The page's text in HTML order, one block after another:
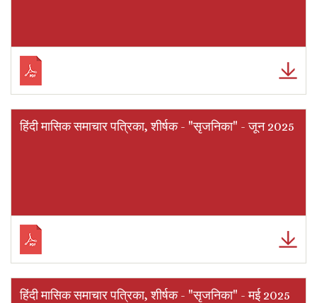
हिंदी मासिक समाचार पत्रिका, शीर्षक - "सृजनिका" - जून 2025
हिंदी मासिक समाचार पत्रिका, शीर्षक - "सृजनिका" - मई 2025